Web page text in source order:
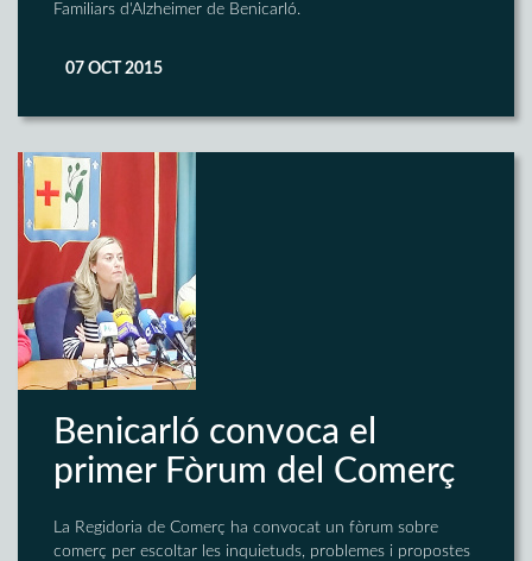
Familiars d'Alzheimer de Benicarló.
07 OCT 2015
Benicarló convoca el
primer Fòrum del Comerç
La Regidoria de Comerç ha convocat un fòrum sobre
comerç per escoltar les inquietuds, problemes i propostes